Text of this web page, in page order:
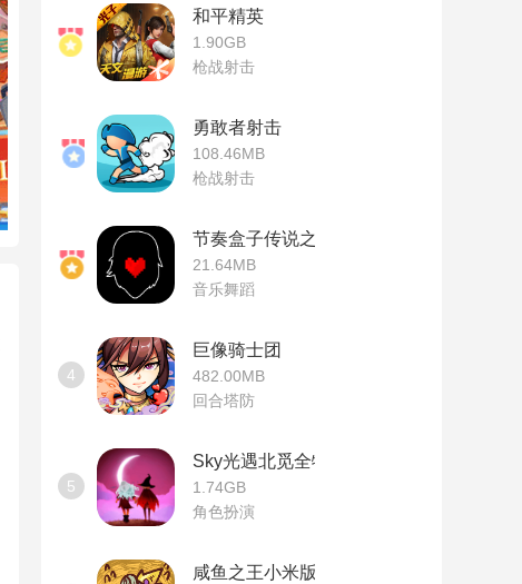
和平精英
1.90GB
枪战射击
勇敢者射击
108.46MB
枪战射击
节奏盒子传说之下模组
21.64MB
音乐舞蹈
4
巨像骑士团
482.00MB
回合塔防
5
Sky光遇北觅全物品版
1.74GB
角色扮演
咸鱼之王小米版